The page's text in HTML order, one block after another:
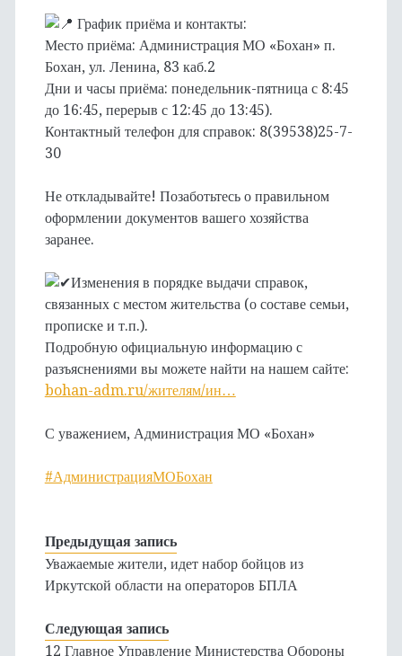
График приёма и контакты:
Место приёма: Администрация МО «Бохан» п.
Бохан, ул. Ленина, 83 каб.2
Дни и часы приёма: понедельник-пятница с 8:45
до 16:45, перерыв с 12:45 до 13:45).
Контактный телефон для справок: 8(39538)25-7-
30
Не откладывайте! Позаботьтесь о правильном
оформлении документов вашего хозяйства
заранее.
Изменения в порядке выдачи справок,
связанных с местом жительства (о составе семьи,
прописке и т.п.).
Подробную официальную информацию с
разъяснениями вы можете найти на нашем сайте:
bohan-adm.ru/жителям/ин…
С уважением, Администрация МО «Бохан»
#АдминистрацияМОБохан
Предыдущая запись
Уважаемые жители, идет набор бойцов из
Иркутской области на операторов БПЛА
Следующая запись
12 Главное Управление Министерства Обороны